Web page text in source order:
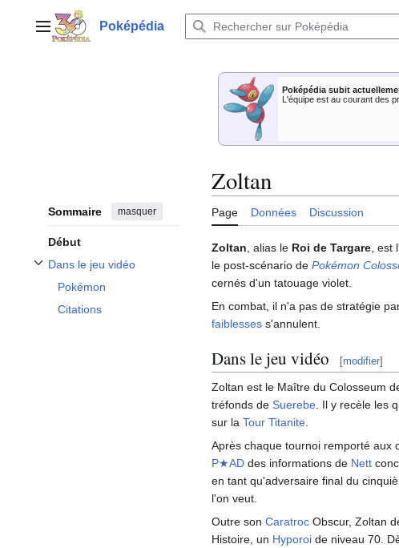
contenuMenu principalPoképédia
Poképédia subit
L'équipe est au courant des
Sommaire masquer
Début
Dans le jeu vidéo
Afficher / masquer la sous-section Dans le jeu vidéo
Pokémon
Citations
Zoltan
Page Données Discussion
Zoltan , alias le Roi de Targare ,
le post-scénario de Pokémon
cernés d'un tatouage violet.
En combat, il n'a pas de stratégie
faiblesses s'annulent.
Dans le jeu vidéo [modifier]
Zoltan est le Maître du Colosseum
tréfonds de Suerebe . Il y recèle les
sur la Tour Titanite
Après chaque tournoi remporté aux
P★AD des informations de Nett
en tant qu'adversaire final du
l'on veut.
Outre son Caratroc Obscur, Zoltan
Histoire, un Hyporoi de niveau 70.